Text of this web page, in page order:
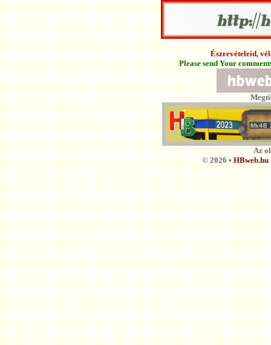
Észrevételeid,
Please send Your
Az
© 2026 •HBweb.hu